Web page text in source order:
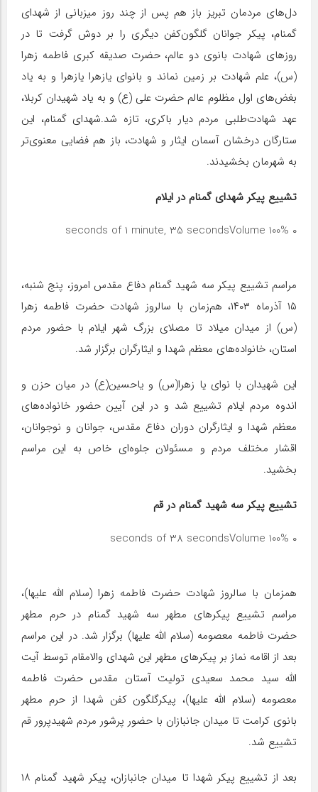
دل‌های مردمان تبریز باز هم پس از چند روز میزبانی از شهدای
گمنام، پیکر جوانان گلگون‌کفن دیگری را بر دوش گرفت تا در
روزهای شهادت بانوی دو عالم، حضرت صدیقه کبری فاطمه زهرا
(س)، علم شهادت بر زمین نماند و بانوای یازهرا یازهرا و به یاد
بغض‌های اول مظلوم عالم حضرت علی (ع) و به یاد شهیدان کربلا،
عهد شهادت‌طلبی مردم دیار باکری، تازه شد.شهدای گمنام، این
ستارگان درخشان آسمان ایثار و شهادت، باز هم فضایی معنوی‌تر
به شهرمان بخشیدند.
تشییع پیکر شهدای گمنام در ایلام‌
۰ seconds of 1 minute, 35 seconds Volume 100%
مراسم تشییع پیکر سه شهید گمنام دفاع مقدس امروز، پنج شنبه،
۱۵ آذرماه ۱۴۰۳، هم‌زمان با سالروز شهادت حضرت فاطمه زهرا
(س) از میدان میلاد تا مصلای بزرگ شهر ایلام با حضور مردم
استان، خانواده‌های معظم شهدا و ایثارگران برگزار شد.
این شهیدان با نوای یا زهرا(س) و یاحسین(ع) در میان حزن و
اندوه مردم ایلام تشییع شد و در این آیین حضور خانواده‌های
معظم شهدا و ایثارگران دوران دفاع مقدس، جوانان و نوجوانان،
اقشار مختلف مردم و مسئولان جلوه‌ای خاص به این مراسم
بخشید.
تشییع پیکر سه شهید گمنام در قم
۰ seconds of 38 seconds Volume 100%
همزمان با سالروز شهادت حضرت فاطمه زهرا (سلام الله علیها)،
مراسم تشییع پیکر‌های مطهر سه شهید گمنام در حرم مطهر
حضرت فاطمه معصومه (سلام الله علیها) برگزار شد. در این مراسم
بعد از اقامه نماز بر پیکر‌های مطهر این شهدای والامقام توسط آیت
الله سید محمد سعیدی تولیت آستان مقدس حضرت فاطمه
معصومه (سلام الله علیها)، پیکرگلگون کفن شهدا از حرم مطهر
بانوی کرامت تا میدان جانبازان با حضور پرشور مردم شهیدپرور قم
تشییع شد.
بعد از تشییع پیکر شهدا تا میدان جانبازان، پیکر شهید گمنام ۱۸